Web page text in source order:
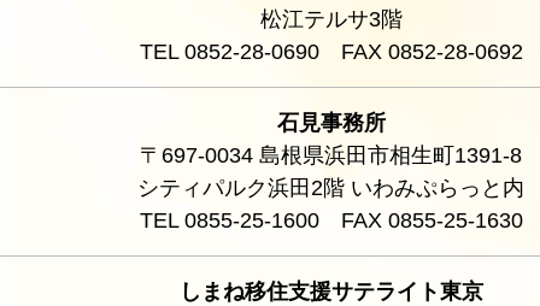
松江テルサ3階
TEL 0852-28-0690 FAX 0852-28-0692
石見事務所
〒697-0034 島根県浜田市相生町1391-8
シティパルク浜田2階 いわみぷらっと内
TEL 0855-25-1600 FAX 0855-25-1630
しまね移住支援サテライト東京